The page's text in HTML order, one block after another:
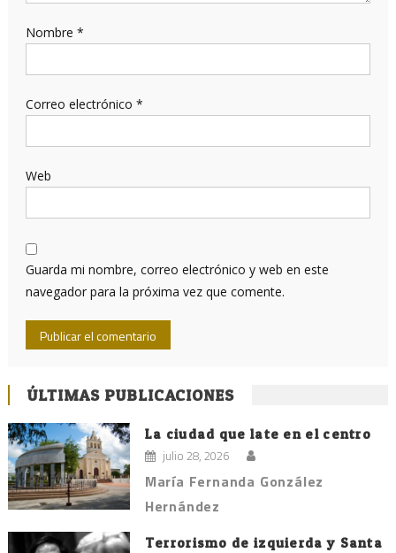
Nombre *
Correo electrónico *
Web
Guarda mi nombre, correo electrónico y web en este
navegador para la próxima vez que comente.
ÚLTIMAS PUBLICACIONES
La ciudad que late en el centro
julio 28, 2026
María Fernanda González
Hernández
Terrorismo de izquierda y Santa